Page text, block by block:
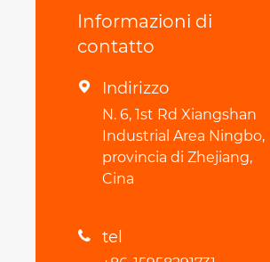
Informazioni di
contatto
 Indirizzo
N. 6, 1st Rd Xiangshan
Industrial Area Ningbo,
provincia di Zhejiang,
Cina
 tel